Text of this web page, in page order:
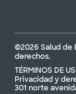
©2026 Salud de
derechos.
TÉRMINOS DE
Privacidad y
301 norte